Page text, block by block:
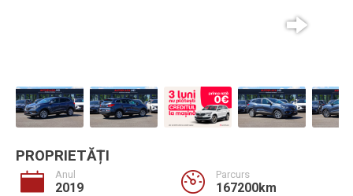
PROPRIETĂȚI
Anul
2019
Parcurs
167200km